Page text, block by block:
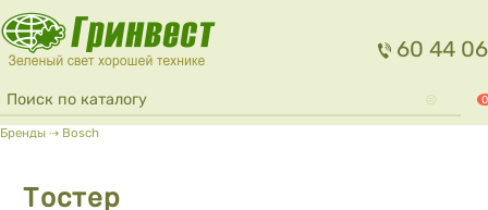
Перейти к основному содержанию
60 44 06
Форма поиска
Поиск 0
Вы здесь
Бренды ⇢ Bosch
Тостер